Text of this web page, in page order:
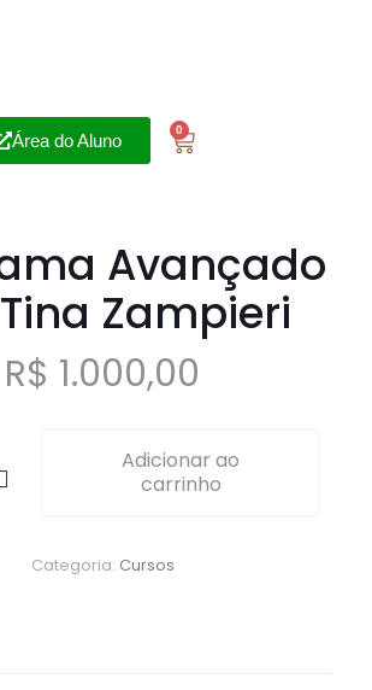
Área do Aluno
0
Avançado
Zampieri
R$ 1.000,00
Adicionar ao
carrinho
Categoria: Cursos